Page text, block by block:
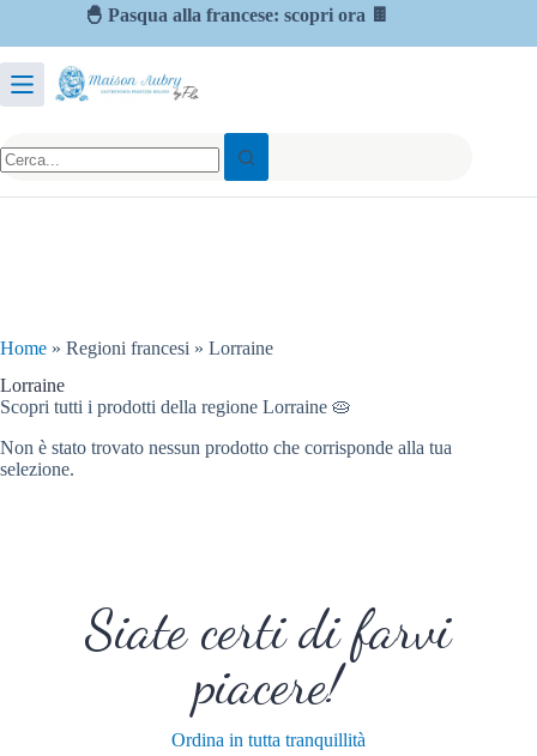
🐣 Pasqua alla francese: scopri ora 🍫
Home » Regioni francesi » Lorraine
Lorraine
Scopri tutti i prodotti della regione Lorraine 🥧
Non è stato trovato nessun prodotto che corrisponde alla tua
selezione.
Siate certi di farvi
piacere!
Ordina in tutta tranquillità